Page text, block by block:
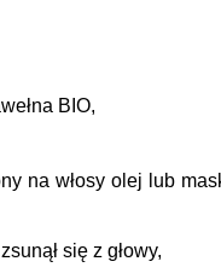
BIO,
na włosy olej lub
się z głowy,